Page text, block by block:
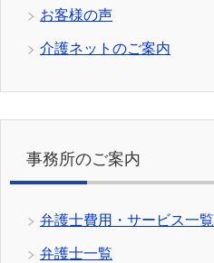
お客様の声
介護ネットのご案内
事務所のご案内
弁護士費用・サービス一覧
弁護士一覧